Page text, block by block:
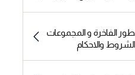
درهم من العطور الفاخرة و المجموعات
والاحكام